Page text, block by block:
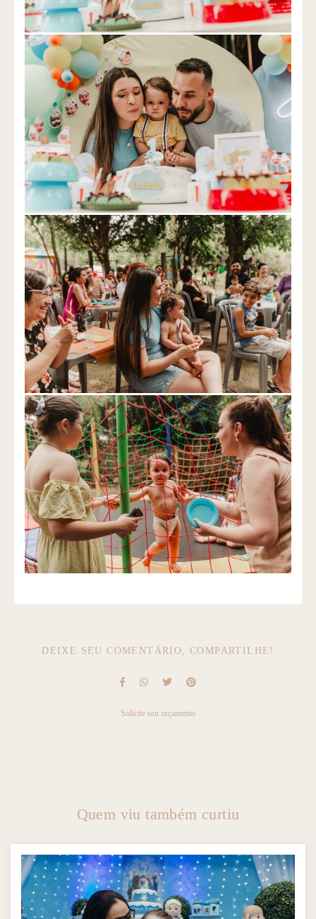
DEIXE SEU COMENTÁRIO, COMPARTILHE!
Solicite seu orçamento
Quem viu também curtiu